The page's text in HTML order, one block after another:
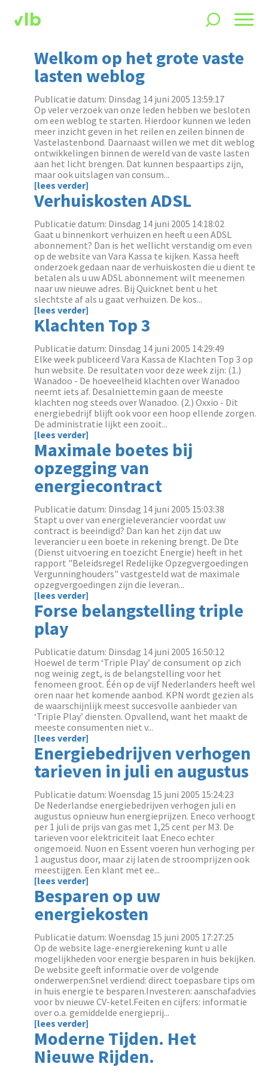
Welkom op het grote vaste
lasten weblog
Publicatie datum: Dinsdag 14 juni 2005 13:59:17
Op veler verzoek van onze leden hebben we besloten
om een weblog te starten. Hierdoor kunnen we leden
meer inzicht geven in het reilen en zeilen binnen de
Vastelastenbond. Daarnaast willen we met dit weblog
ontwikkelingen binnen de wereld van de vaste lasten
aan het licht brengen. Dat kunnen bespaartips zijn,
maar ook uitslagen van consum...
[lees verder]
Verhuiskosten ADSL
Publicatie datum: Dinsdag 14 juni 2005 14:18:02
Gaat u binnenkort verhuizen en heeft u een ADSL
abonnement? Dan is het wellicht verstandig om even
op de website van Vara Kassa te kijken. Kassa heeft
onderzoek gedaan naar de verhuiskosten die u dient te
betalen als u uw ADSL abonnement wilt meenemen
naar uw nieuwe adres. Bij Quicknet bent u het
slechtste af als u gaat verhuizen. De kos...
[lees verder]
Klachten Top 3
Publicatie datum: Dinsdag 14 juni 2005 14:29:49
Elke week publiceerd Vara Kassa de Klachten Top 3 op
hun website. De resultaten voor deze week zijn: (1.)
Wanadoo - De hoeveelheid klachten over Wanadoo
neemt iets af. Desalniettemin gaan de meeste
klachten nog steeds over Wanadoo. (2.) Oxxio - Dit
energiebedrijf blijft ook voor een hoop ellende zorgen.
De administratie lijkt een zooit...
[lees verder]
Maximale boetes bij
opzegging van
energiecontract
Publicatie datum: Dinsdag 14 juni 2005 15:03:38
Stapt u over van energieleverancier voordat uw
contract is beeindigd? Dan kan het zijn dat uw
leverancier u een boete in rekening brengt. De Dte
(Dienst uitvoering en toezicht Energie) heeft in het
rapport "Beleidsregel Redelijke Opzegvergoedingen
Vergunninghouders" vastgesteld wat de maximale
opzegvergoedingen zijn die leveran...
[lees verder]
Forse belangstelling triple
play
Publicatie datum: Dinsdag 14 juni 2005 16:50:12
Hoewel de term ‘Triple Play’ de consument op zich
nog weinig zegt, is de belangstelling voor het
fenomeen groot. Één op de vijf Nederlanders heeft wel
oren naar het komende aanbod. KPN wordt gezien als
de waarschijnlijk meest succesvolle aanbieder van
‘Triple Play’ diensten. Opvallend, want het maakt de
meeste consumenten niet v...
[lees verder]
Energiebedrijven verhogen
tarieven in juli en augustus
Publicatie datum: Woensdag 15 juni 2005 15:24:23
De Nederlandse energiebedrijven verhogen juli en
augustus opnieuw hun energieprijzen. Eneco verhoogt
per 1 juli de prijs van gas met 1,25 cent per M3. De
tarieven voor elektriciteit laat Eneco echter
ongemoeid. Nuon en Essent voeren hun verhoging per
1 augustus door, maar zij laten de stroomprijzen ook
meestijgen. Een klant met ee...
[lees verder]
Besparen op uw
energiekosten
Publicatie datum: Woensdag 15 juni 2005 17:27:25
Op de website lage-energierekening kunt u alle
mogelijkheden voor energie besparen in huis bekijken.
De website geeft informatie over de volgende
onderwerpen:Snel verdiend: direct toepasbare tips om
in huis energie te besparen.Investeren: aanschafadvies
voor bv nieuwe CV-ketel.Feiten en cijfers: informatie
over o.a. gemiddelde energieprij...
[lees verder]
Moderne Tijden. Het
Nieuwe Rijden.